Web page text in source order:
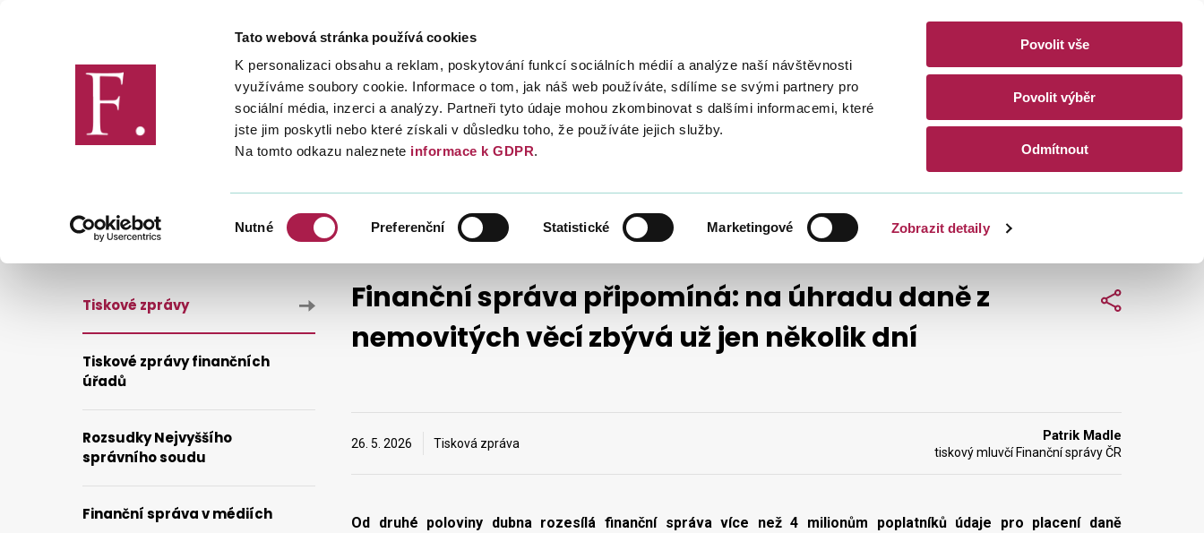
Tato webová stránka používá cookies
K personalizaci obsahu a reklam, poskytování funkcí sociálních médií a analýze naší návštěvnosti
využíváme soubory cookie. Informace o tom, jak náš web používáte, sdílíme se svými partnery pro
sociální média, inzerci a analýzy. Partneři tyto údaje mohou zkombinovat s dalšími informacemi, které
jste jim poskytli nebo které získali v důsledku toho, že používáte jejich služby.
Na tomto odkazu naleznete informace k GDPR.
Nutné Preferenční Statistické Marketingové Zobrazit detaily
Povolit vše
Povolit výběr
Odmítnout
Finanční správa Daně Mezinárodní spolupráce Kontakty CZ EN
Finanční správa připomíná: na úhradu daně z
nemovitých věcí zbývá už jen několik dní
Sdílet
26. 5. 2026 Tisková zpráva Patrik Madle
tiskový mluvčí Finanční správy ČR
Od druhé poloviny dubna rozesílá finanční správa více než 4 milionům poplatníků údaje pro placení daně
Tiskové zprávy
Tiskové zprávy finančních
úřadů
Rozsudky Nejvyššího
správního soudu
Finanční správa v médiích